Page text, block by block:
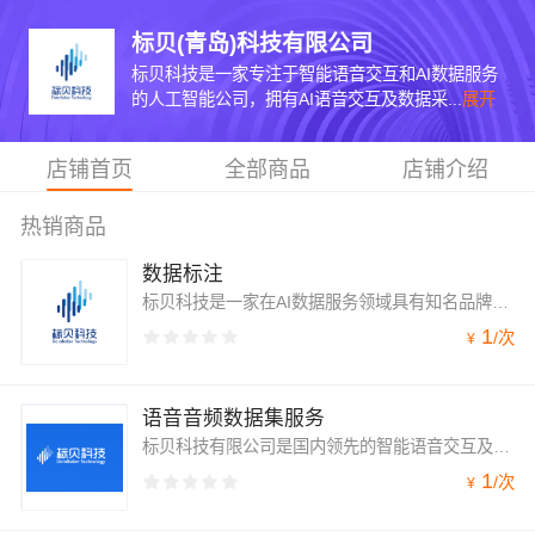
标贝(青岛)科技有限公司
标贝科技是一家专注于智能语音交互和AI数据服务
的人工智能公司，拥有AI语音交互及数据采... 展开
店铺首页 全部商品 店铺介绍
热销商品
数据标注
标贝科技是一家在AI数据服务领域具有知名品牌影响力的公司，专注于提供高质量的数据标注服务。该公司拥有先进的场景化数据采集能力和高精度的数据标注能力，能够全方位支持文本、语音、图像、视频、点云等多种数据类型的采集和标注。
¥ 1/次
语音音频数据集服务
标贝科技有限公司是国内领先的智能语音交互及AI数据服务方案提供商。作为一家以AI技术创新驱动的企业，标贝科技拥有业内先进的AI语音交互技术及高精度数据采标处理技术，创新打造多场景应用的语音交互方案，包括通用场景的语音合成和语音识别，以及TTS音色定制，声音复刻，情感合成和声音转换在内的语音技术产品；AI数据业务涵盖语音合成、语音识别、图像视觉、NLP、3D点云等数据服务。
¥ 1/次